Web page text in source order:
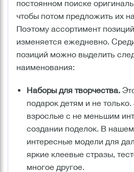
постоянном поиске
чтобы потом предложить их
Поэтому ассортимент
изменяется ежедневно.
позиций можно выделить
наименования:
Наборы для творчества.
подарок детям и не
взрослые с не меньшим
создании поделок. В
интересные модели для
яркие клеевые стразы,
многое другое.